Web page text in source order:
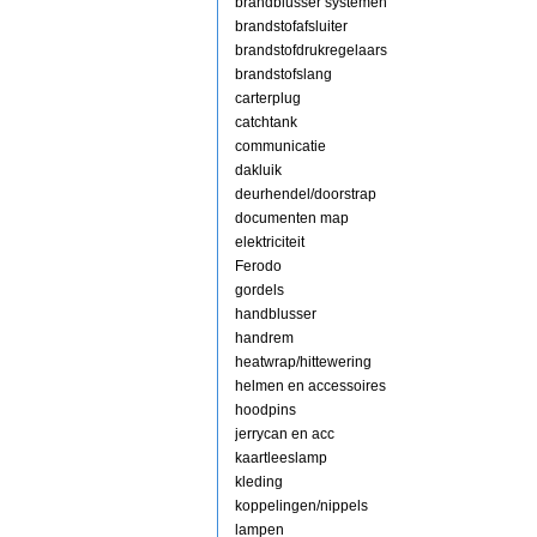
brandstofafsluiter
brandstofdrukregelaars
brandstofslang
carterplug
catchtank
communicatie
dakluik
deurhendel/doorstrap
documenten map
elektriciteit
Ferodo
gordels
handblusser
handrem
heatwrap/hittewering
helmen en accessoires
hoodpins
jerrycan en acc
kaartleeslamp
kleding
koppelingen/nippels
lampen